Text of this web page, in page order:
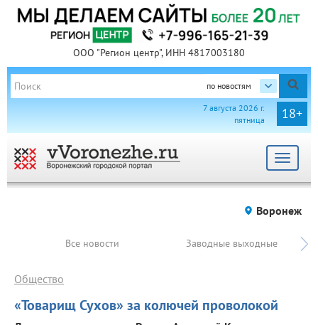
ООО "Регион центр", ИНН 4817003180
по новостям
18+
7 августа 2026 г.
пятница
Toggle
Воронеж
Все новости Заводные выходные
«Товарищ Сухов» за колючей проволокой
Общество